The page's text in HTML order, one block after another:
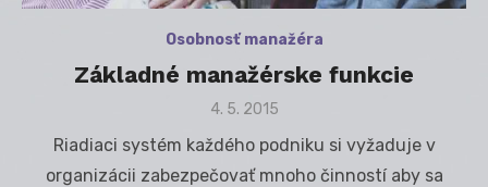
Osobnosť manažéra
Základné manažérske funkcie
Posted
4. 5. 2015
Riadiaci systém každého podniku si vyžaduje v
organizácii zabezpečovať mnoho činností aby sa